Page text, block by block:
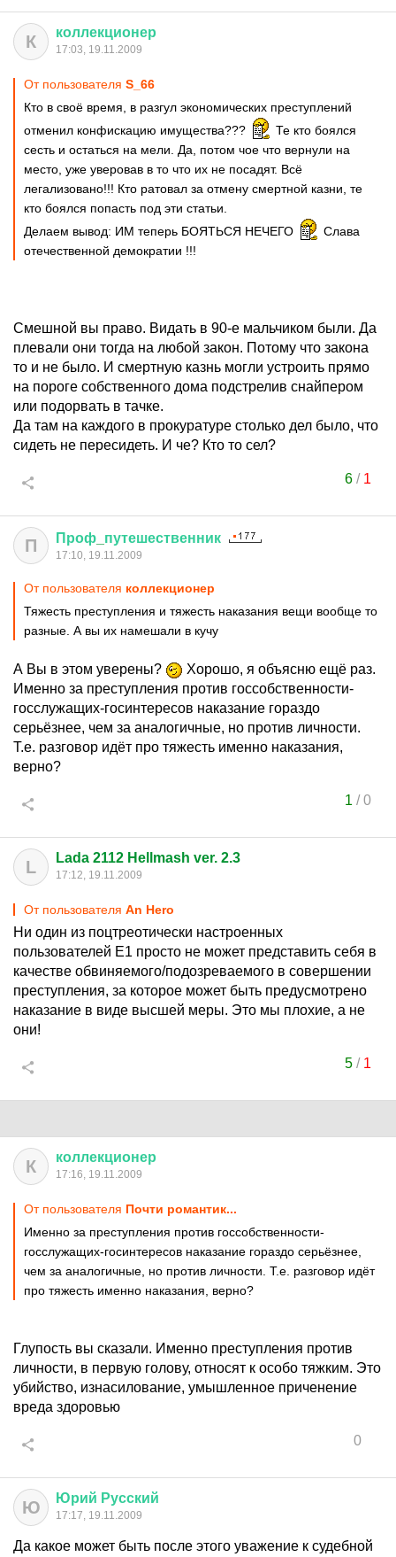
К коллекционер
17:03, 19.11.2009
От пользователя S_66
Кто в своё время, в разгул экономических преступлений
отменил конфискацию имущества???
Те кто боялся
сесть и остаться на мели. Да, потом чое что вернули на
место, уже уверовав в то что их не посадят. Всё
легализовано!!! Кто ратовал за отмену смертной казни, те
кто боялся попасть под эти статьи.
Делаем вывод: ИМ теперь БОЯТЬСЯ НЕЧЕГО
Слава
отечественной демократии !!!
Смешной вы право. Видать в 90-е мальчиком были. Да
плевали они тогда на любой закон. Потому что закона
то и не было. И смертную казнь могли устроить прямо
на пороге собственного дома подстрелив снайпером
или подорвать в тачке.
Да там на каждого в прокуратуре столько дел было, что
сидеть не пересидеть. И че? Кто то сел?
6/ 1
П Проф путешественник
17:10, 19.11.2009
От пользователя коллекционер
Тяжесть преступления и тяжесть наказания вещи вообще то
разные. А вы их намешали в кучу
А Вы в этом уверены?
Хорошо, я объясню ещё раз.
Именно за преступления против госсобственности-
госслужащих-госинтересов наказание гораздо
серьёзнее, чем за аналогичные, но против личности.
Т.е. разговор идёт про тяжесть именно наказания,
верно?
1 /0
L Lada 2112 Hellmash ver. 2.3
17:12, 19.11.2009
От пользователя An Hero
Ни один из поцтреотически настроенных
пользователей Е1 просто не может представить себя в
качестве обвиняемого/подозреваемого в совершении
преступления, за которое может быть предусмотрено
наказание в виде высшей меры. Это мы плохие, а не
они!
5/ 1
К коллекционер
17:16, 19.11.2009
От пользователя Почти романтик...
Именно за преступления против госсобственности-
госслужащих-госинтересов наказание гораздо серьёзнее,
чем за аналогичные, но против личности. Т.е. разговор идёт
про тяжесть именно наказания, верно?
Глупость вы сказали. Именно преступления против
личности, в первую голову, относят к особо тяжким. Это
убийство, изнасилование, умышленное приченение
вреда здоровью
0
Ю Юрий Русский
17:17, 19.11.2009
Да какое может быть после этого уважение к судебной